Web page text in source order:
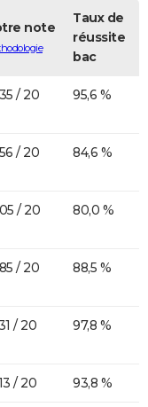
note
Taux de
réussite
bac
/ 20 95,6 %
/ 20 84,6 %
/ 20 80,0 %
/ 20 88,5 %
/ 20 97,8 %
/ 20 93,8 %